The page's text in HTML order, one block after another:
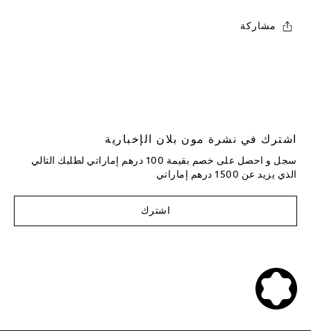
مشاركة
اشترك في نشرة مون بلان الإخبارية
سجل و احصل على خصم بقيمة 100 درهم إماراتي لطلبك التالي
الذي يزيد عن 1500 درهم إماراتي
اشترك